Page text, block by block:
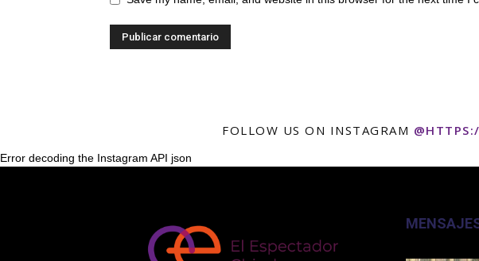
FOLLOW US ON INSTAGRAM
Error decoding the Instagram API json